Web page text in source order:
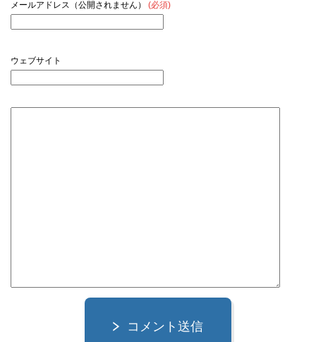
メールアドレス（公開されません） (必須)
ウェブサイト
コメント送信